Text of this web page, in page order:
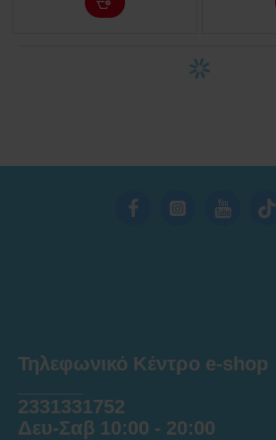
Τηλεφωνικό Κέντρο e-shop
2331331752
Δευ-Σαβ 10:00 - 20:00